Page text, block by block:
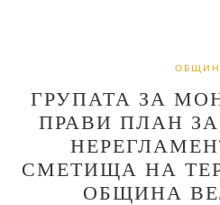
ГРУПАТА ЗА
ПРАВИ ПЛАН
СМЕТИЩА НА
ОБЩИНА